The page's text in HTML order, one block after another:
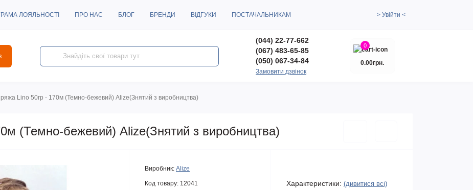
ЛОЯЛЬНОСТІ ПРО НАС БЛОГ БРЕНДИ ВІДГУКИ ПОСТАЧАЛЬНИКАМ > Увійти <
(044) 22-77-662
(067) 483-65-85
(050) 067-34-84
Замовити дзвінок
0
0.00грн.
Lino 50гр - 170м (Темно-бежевий) Alize(Знятий з виробництва)
(Темно-бежевий) Alize(Знятий з виробництва)
Виробник: Alize
Код товару: 12041 Характеристики: (дивитися всі)